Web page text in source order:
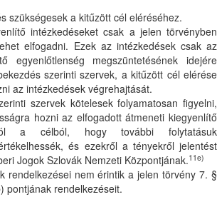
szükségesek a kitűzött cél eléréséhez.
intézkedéseket csak a jelen törvényben
elfogadni. Ezek az intézkedések csak az
egyenlőtlenség megszüntetésének idejére
szerinti szervek, a kitűzött cél elérése
az intézkedések végrehajtását.
szervek kötelesek folyamatosan figyelni,
hozni az elfogadott átmeneti kiegyenlítő
a célból, hogy további folytatásuk
és ezekről a tényekről jelentést
Jogok Szlovák Nemzeti Központjának.11e)
rendelkezései nem érintik a jelen törvény 7. §
pontjának rendelkezéseit.